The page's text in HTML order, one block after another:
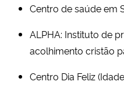
Centro de saúde em
ALPHA: Instituto de
acolhimento cristão
Centro Dia Feliz